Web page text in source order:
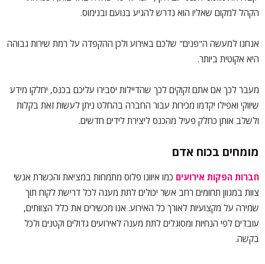
הקהל למקום שאליו הוא נדרש להגיע בנועם ובנימוס.
אנחנו למעשה ה"פנים" שלכם באירוע ולכן ההקפדה על רמת שירות גבוהה
היא אקוטית ביותר.
מעבר לכך אם אתם זקוקים לכך שהדיילות יסבירו עליכם בכנס, יחלקו מידע
שיווקי ואפילו יקדמו מכירות עבור החברה בהחלט ניתן לעשות זאת בקלות
ולשלב אותן כחלק פעיל מהכנס ליצירת לידים חדשים.
מומחים בכוח אדם
חברות הפקות אירועים כמו איוונו פלוס מתמחות במציאת והכשרת אנשי
צוות במגוון תחומים רחב אשר יכולים לתת מענה לכל דרישת לקוח תוך
שמירה על מקצועיות לאורך כל האירוע. אנו מכשירים את כלל הצוותים,
עובדים לפי הנחיות ומסוגלים לתת מענה לאירועים גדולים וקטנים ולכל
בקשה.